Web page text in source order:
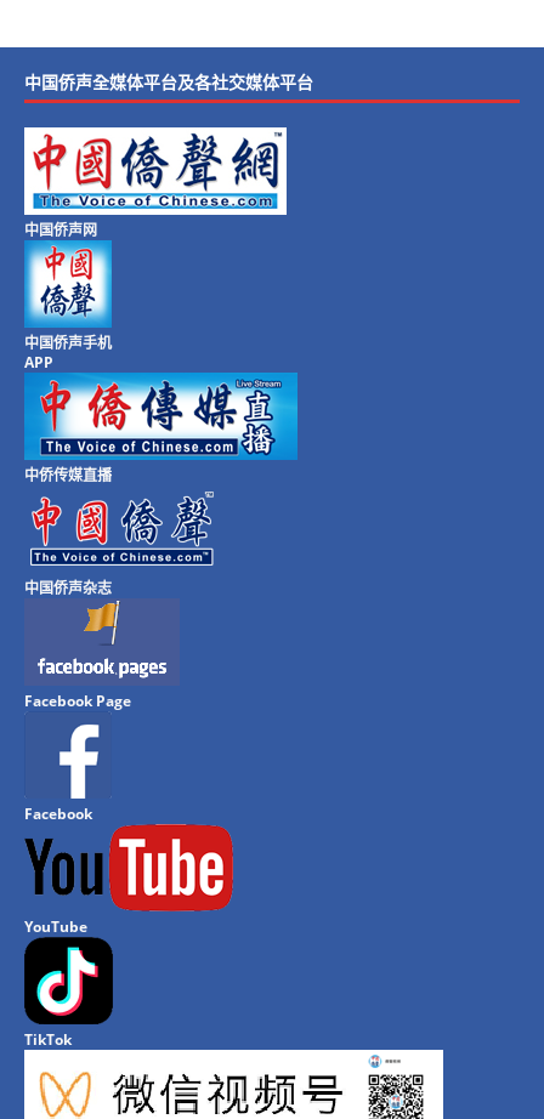
中国侨声全媒体平台及各社交媒体平台
中国侨声网
中国侨声手机
APP
中侨传媒直播
中国侨声杂志
Facebook Page
Facebook
YouTube
TikTok